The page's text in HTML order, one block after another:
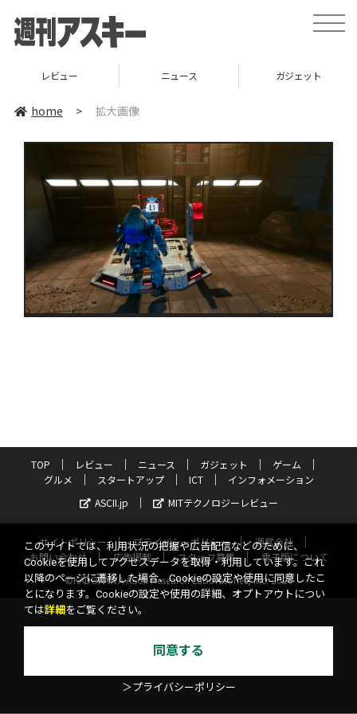
toggle
レビュー ニュース ガジェット
home > 拡大画像
TOP レビュー ニュース ガジェット
ゲーム
グルメ
スタートアップ ICT
インフォメーション
ASCII.jp
MITテクノロジーレビュー
サイトポリシー プライバシーポリシー
運営会社
お問い合わせ
広告掲載 スタッフ募集
電子版について
©KADOKAWA ASCII Research Laboratories, Inc. 2026
このサイトでは、利用状況の把握や広告配信などのために、
Cookieを使用してアクセスデータを取得・利用しています。これ
以降のページに遷移した場合、Cookieの設定や使用に同意したこ
とになります。Cookieの設定や使用の詳細、オプトアウトについ
ては詳細 をご覧ください。
同意する
＞プライバシーポリシー